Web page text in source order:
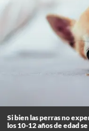
Si bien las perras no
los 10-12 años de edad